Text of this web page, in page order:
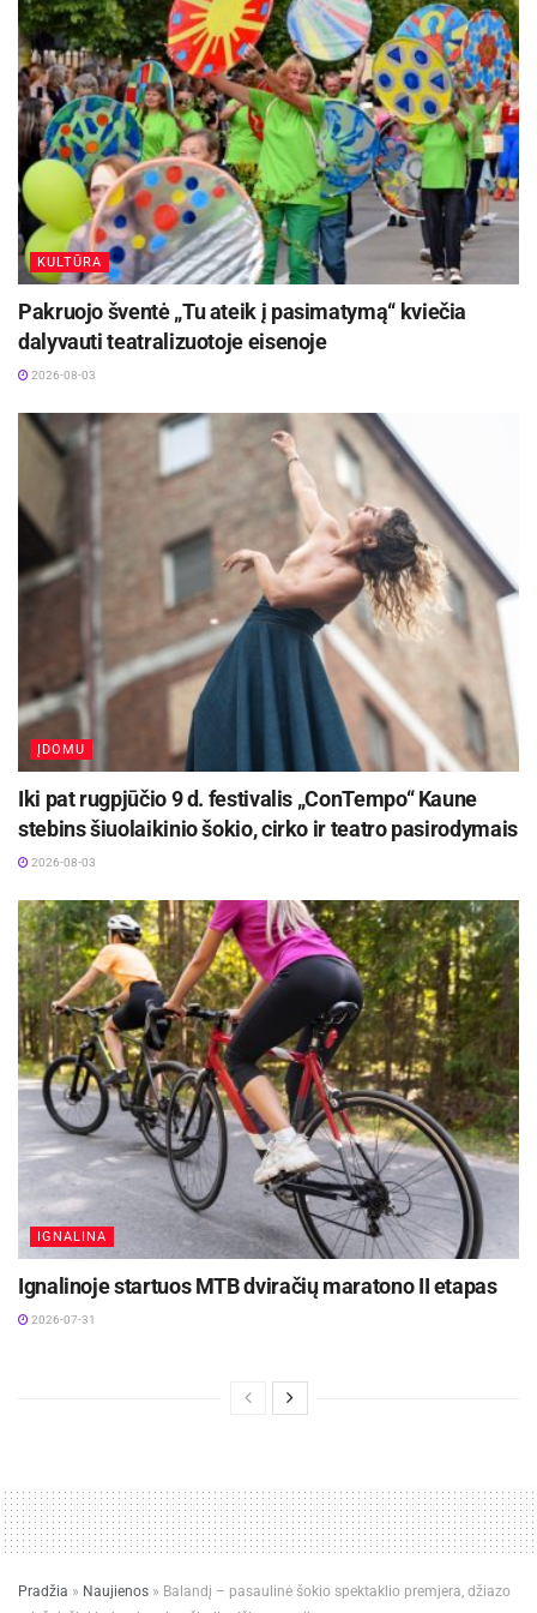
Žymos: Bėgimas Panevėžio sporto centras
KULTŪRA
Pakruojo šventė „Tu ateik į pasimatymą“ kviečia
dalyvauti teatralizuotoje eisenoje
2026-08-03
ĮDOMU
Iki pat rugpjūčio 9 d. festivalis „ConTempo“ Kaune
stebins šiuolaikinio šokio, cirko ir teatro pasirodymais
2026-08-03
IGNALINA
Ignalinoje startuos MTB dviračių maratono II etapas
2026-07-31
Pradžia » Naujienos » Balandį – pasaulinė šokio spektaklio premjera, džiazo